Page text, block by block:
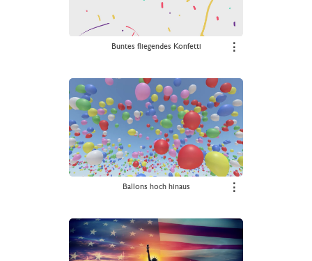
Buntes fliegendes Konfetti ⋮
Ballons hoch hinaus ⋮